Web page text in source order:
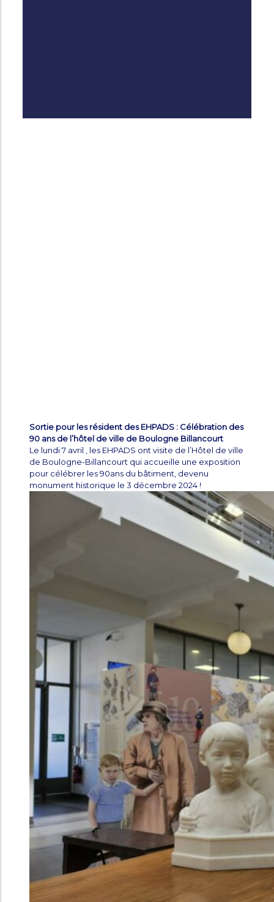
Sortie pour les résident des EHPADS : Célébration des
90 ans de l’hôtel de ville de Boulogne Billancourt
Le lundi 7 avril , les EHPADS ont visite de l’Hôtel de ville
de Boulogne-Billancourt qui accueille une exposition
pour célébrer les 90ans du bâtiment, devenu
monument historique le 3 décembre 2024 !